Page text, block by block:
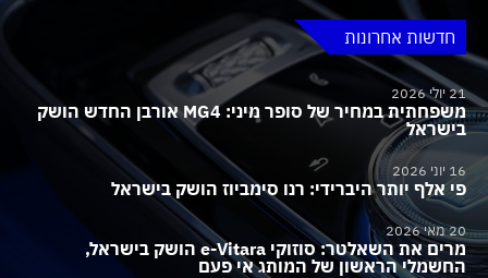
חדשות אחרונות
21 יולי 2026
משפחתית במחיר של סופר מיני: MG4 אורבן החדש הושק
בישראל
16 יוני 2026
פי אלף יותר היברידי: רנו סימביוז הושק בישראל
20 מאי 2026
מרים את השאלטר: סוזוקי e-Vitara הושק בישראל,
החשמלי הראשון של המותג אי פעם